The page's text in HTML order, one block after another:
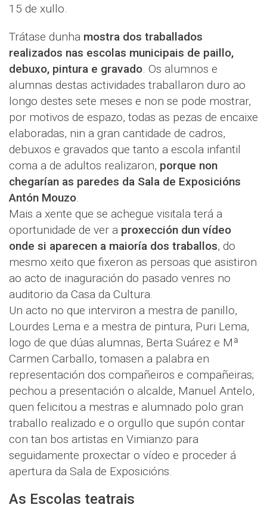
15 de xullo.
Trátase dunha mostra dos traballados
realizados nas escolas municipais de paillo,
debuxo, pintura e gravado. Os alumnos e
alumnas destas actividades traballaron duro ao
longo destes sete meses e non se pode mostrar,
por motivos de espazo, todas as pezas de encaixe
elaboradas, nin a gran cantidade de cadros,
debuxos e gravados que tanto a escola infantil
coma a de adultos realizaron, porque non
chegarían as paredes da Sala de Exposicións
Antón Mouzo.
Mais a xente que se achegue visitala terá a
oportunidade de ver a proxección dun vídeo
onde si aparecen a maioría dos traballos, do
mesmo xeito que fixeron as persoas que asistiron
ao acto de inaguración do pasado venres no
auditorio da Casa da Cultura.
Un acto no que interviron a mestra de panillo,
Lourdes Lema e a mestra de pintura, Puri Lema,
logo de que dúas alumnas, Berta Suárez e Mª
Carmen Carballo, tomasen a palabra en
representación dos compañeiros e compañeiras;
pechou a presentación o alcalde, Manuel Antelo,
quen felicitou a mestras e alumnado polo gran
traballo realizado e o orgullo que supón contar
con tan bos artistas en Vimianzo para
seguidamente proxectar o vídeo e proceder á
apertura da Sala de Exposicións.
As Escolas teatrais